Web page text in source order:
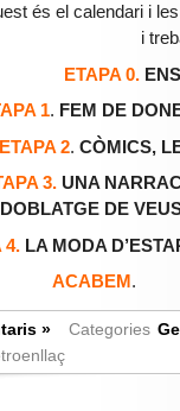
és el calendari i
i
ETAPA 0.
1. FEM DE
ETAPA 2. CÒMICS,
3. UNA
DOBLATGE DE
4. LA MODA
ACABEM .
» Categories